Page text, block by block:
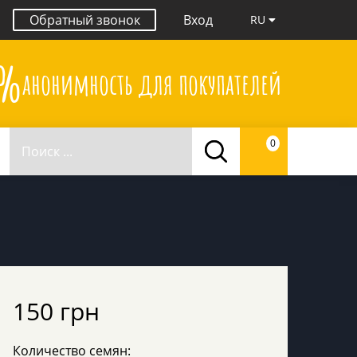
Обратный звонок Вход RU
анонимность для покупателей
0
150 грн
Количество семян: